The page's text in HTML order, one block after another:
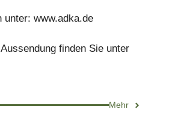
unter: www.adka.de
finden Sie unter
Mehr